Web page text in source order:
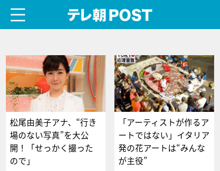
松尾由美子アナ、“行き
場のない写真”を大公
開！「せっかく撮った
ので」
「アーティストが作るア
ートではない」イタリア
発の花アートは“みんな
が主役”